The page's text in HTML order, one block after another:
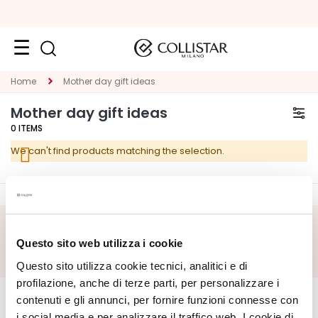
Questo sito web utilizza i cookie
Questo sito utilizza cookie tecnici, analitici e di
profilazione, anche di terze parti, per personalizzare i
contenuti e gli annunci, per fornire funzioni connesse con
Face
C
A
T
E
O
S
p
e
c
Home Mother day gift ideas
Mother day gift ideas
0 ITEMS
We can't find products matching the selection.
CORPORATE
About Us
MY PROFILE
Account Information